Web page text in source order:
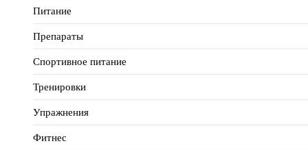
Питание
Препараты
Спортивное питание
Тренировки
Упражнения
Фитнес